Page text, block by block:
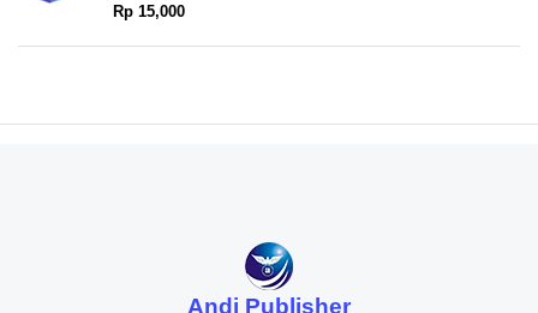
Pembangunan Karakter Kristiani dalam Bingkai Moderasi
Rp 15,000
Andi Publisher